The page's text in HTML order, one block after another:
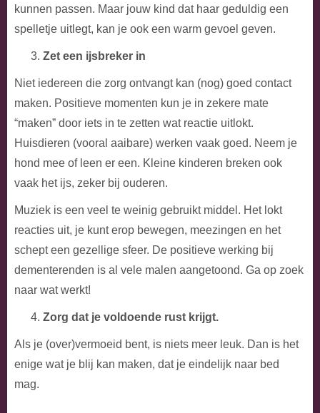
kunnen passen. Maar jouw kind dat haar geduldig een
spelletje uitlegt, kan je ook een warm gevoel geven.
Zet een ijsbreker in
Niet iedereen die zorg ontvangt kan (nog) goed contact
maken. Positieve momenten kun je in zekere mate
“maken” door iets in te zetten wat reactie uitlokt.
Huisdieren (vooral aaibare) werken vaak goed. Neem je
hond mee of leen er een. Kleine kinderen breken ook
vaak het ijs, zeker bij ouderen.
Muziek is een veel te weinig gebruikt middel. Het lokt
reacties uit, je kunt erop bewegen, meezingen en het
schept een gezellige sfeer. De positieve werking bij
dementerenden is al vele malen aangetoond. Ga op zoek
naar wat werkt!
Zorg dat je voldoende rust krijgt.
Als je (over)vermoeid bent, is niets meer leuk. Dan is het
enige wat je blij kan maken, dat je eindelijk naar bed
mag.